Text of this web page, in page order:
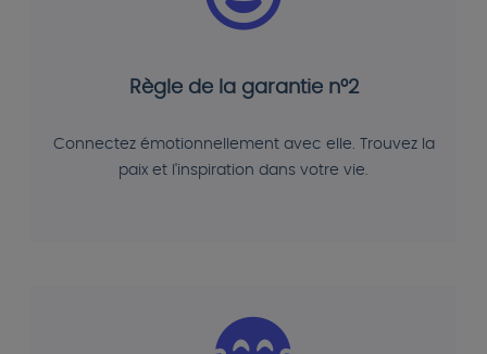
Règle de la garantie n°2
Connectez émotionnellement avec elle. Trouvez la
paix et l'inspiration dans votre vie.